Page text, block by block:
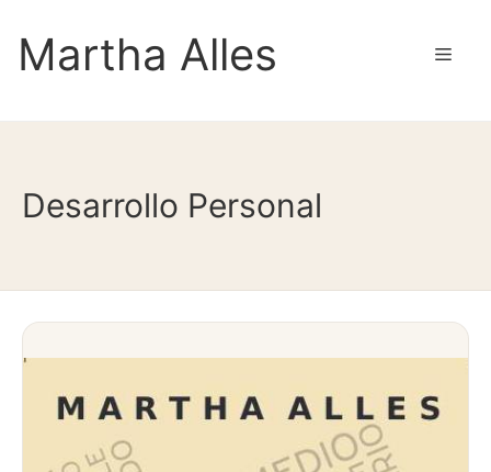
contenido
Martha Alles
Desarrollo Personal